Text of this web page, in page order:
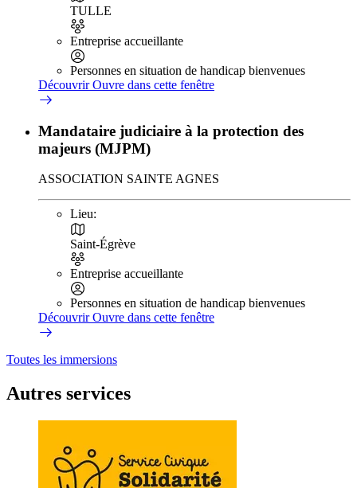
TULLE
Entreprise accueillante
Personnes en situation de handicap bienvenues
DécouvrirOuvre dans cette fenêtre
Mandataire judiciaire à la protection des
majeurs (MJPM)
ASSOCIATION SAINTE AGNES
Lieu:
Saint-Égrève
Entreprise accueillante
Personnes en situation de handicap bienvenues
DécouvrirOuvre dans cette fenêtre
Toutes les immersions
Autres services